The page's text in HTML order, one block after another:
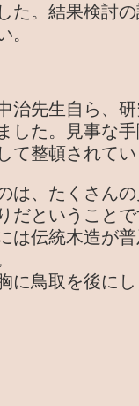
た。結果検討
。
治先生自ら、
した。見事な
て整頓されて
は、たくさん
だということ
は伝統木造が
に鳥取を後に